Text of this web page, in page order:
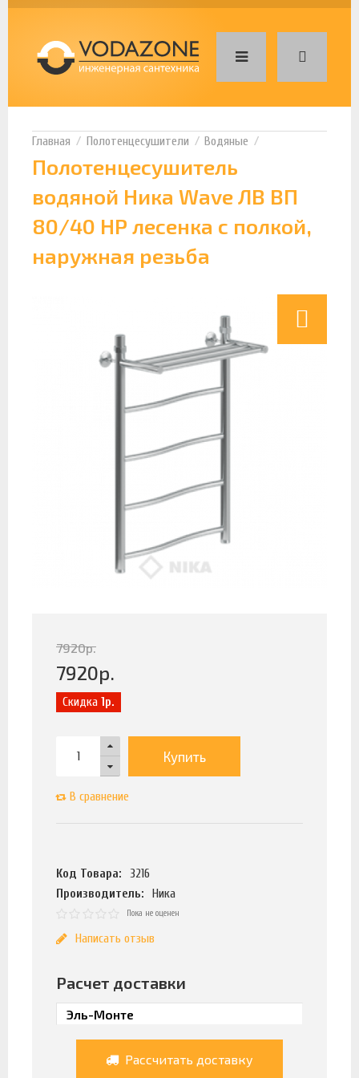
Полотенцесушители Водяные
Полотенцесушитель
водяной Ника Wave ЛВ ВП
80/40 НР лесенка с полкой,
наружная резьба
7920р.
7920р.
Скидка 1р.
Купить
В сравнение
Код Товара:
3216
Производитель:
Ника
Пока не оценен
Написать отзыв
Расчет доставки
Рассчитать доставку